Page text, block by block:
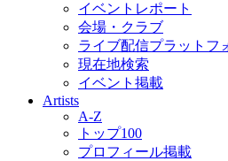
イベントレポート
会場・クラブ
ライブ配信プラットフ
現在地検索
イベント掲載
Artists
A-Z
トップ100
プロフィール掲載